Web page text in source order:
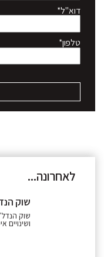
דוא"ל*
טלפון*
לאחרונה...
שוק
שוק
ושינויים